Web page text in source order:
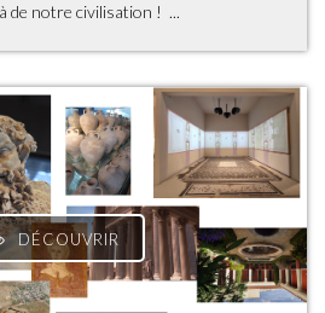
de notre civilisation ! ...
DÉCOUVRIR